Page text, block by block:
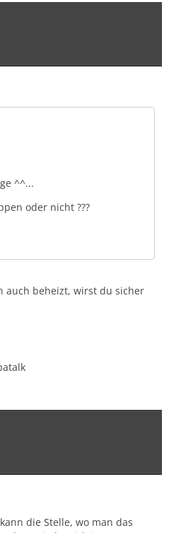
^^...
oder nicht ???
auch beheizt, wirst du sicher
die Stelle, wo man das